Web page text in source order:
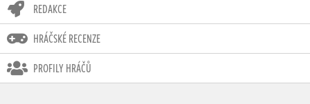
REDAKCE
HRÁČSKÉ RECENZE
PROFILY HRÁČŮ